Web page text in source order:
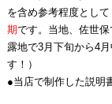
を含め参考程度として
期です。当地、佐世保
露地で3月下旬から4
す！）
●当店で制作した説明